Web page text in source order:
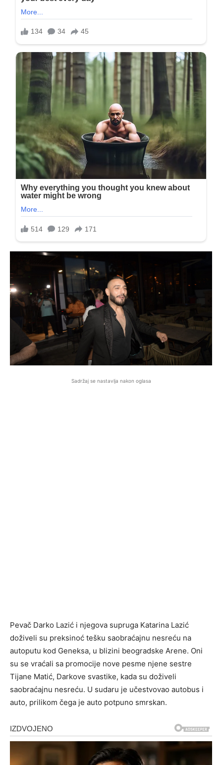
Sadržaj se nastavlja nakon oglasa
Pevač Darko Lazić i njegova supruga Katarina Lazić
doživeli su preksinoć tešku saobraćajnu nesreću na
autoputu kod Geneksa, u blizini beogradske Arene. Oni
su se vraćali sa promocije nove pesme njene sestre
Tijane Matić, Darkove svastike, kada su doživeli
saobraćajnu nesreću. U sudaru je učestvovao autobus i
auto, prilikom čega je auto potpuno smrskan.